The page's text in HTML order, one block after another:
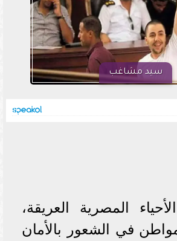
سيد مشاغب
المصرية العريقة،
في الشعور بالأمان